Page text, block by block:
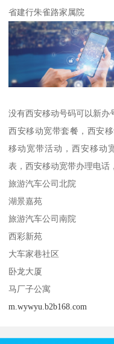
省建行朱雀路家属院
没有西安移动号码可以新办
西安移动宽带套餐，西安
移动宽带活动，西安移动
表，西安移动宽带办理电话
旅游汽车公司北院
湖景嘉苑
旅游汽车公司南院
西彩新苑
大车家巷社区
卧龙大厦
马厂子公寓
m.wywyu.b2b168.com